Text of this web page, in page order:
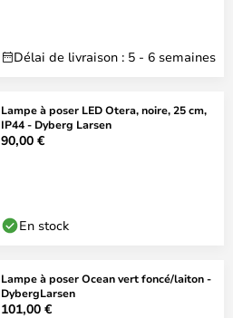
Délai de livraison : 5 - 6 semaines
Lampe à poser LED Otera, noire, 25 cm,
IP44 - Dyberg Larsen
90,00 €
En stock
Lampe à poser Ocean vert foncé/laiton -
DybergLarsen
101,00 €